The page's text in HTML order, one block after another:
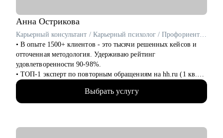
Анна Острикова
Карьерный консультант / Карьерный психолог / Профориентолог / Резюмерайтер
• В опыте 1500+ клиентов - это тысячи решенных кейсов и
отточенная методология. Удерживаю рейтинг
удовлетворенности 90-98%.
• ТОП-1 эксперт по повторным обращениям на hh.ru (1 кв.
2025), ТОП-3 по популярности (1 кв. 2025), ТОП-5 по
популярности (1 полугодие 2024).
• 6+ лет на руководящих HR-позициях и 10+ лет в
Выбрать услугу